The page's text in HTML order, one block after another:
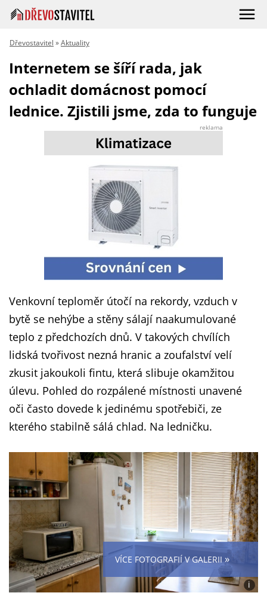
Dřevostavitel »Aktuality
Internetem se šíří rada, jak
ochladit domácnost pomocí
lednice. Zjistili jsme, zda to funguje
reklama
Venkovní teploměr útočí na rekordy, vzduch v
bytě se nehýbe a stěny sálají naakumulované
teplo z předchozích dnů. V takových chvílích
lidská tvořivost nezná hranic a zoufalství velí
zkusit jakoukoli fintu, která slibuje okamžitou
úlevu. Pohled do rozpálené místnosti unavené
oči často dovede k jedinému spotřebiči, ze
kterého stabilně sálá chlad. Na ledničku.
VÍCE FOTOGRAFIÍ V GALERII»
i
Foto: